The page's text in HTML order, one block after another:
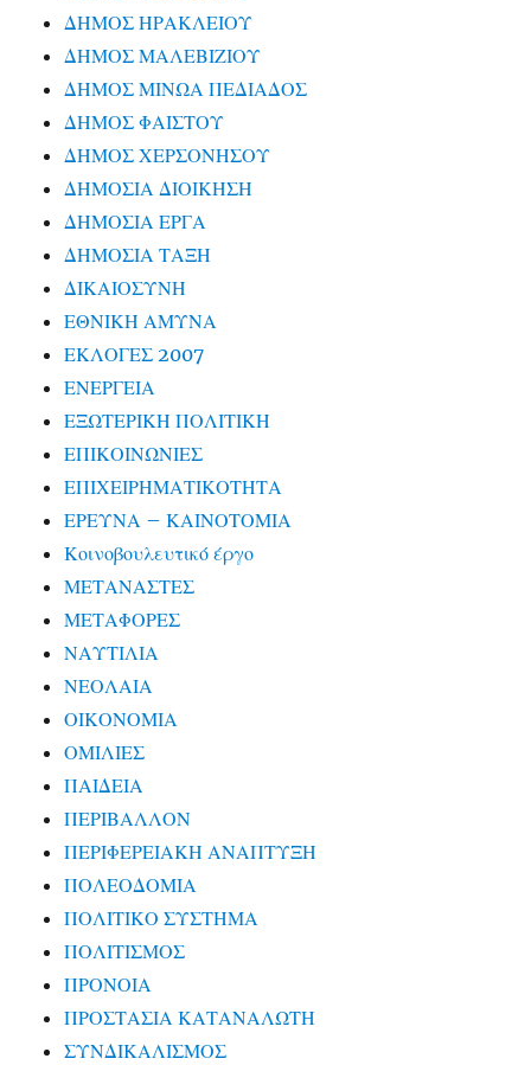
ΔΗΜΟΣ ΗΡΑΚΛΕΙΟΥ
ΔΗΜΟΣ ΜΑΛΕΒΙΖΙΟΥ
ΔΗΜΟΣ ΜΙΝΩΑ ΠΕΔΙΑΔΟΣ
ΔΗΜΟΣ ΦΑΙΣΤΟΥ
ΔΗΜΟΣ ΧΕΡΣΟΝΗΣΟΥ
ΔΗΜΟΣΙΑ ΔΙΟΙΚΗΣΗ
ΔΗΜΟΣΙΑ ΕΡΓΑ
ΔΗΜΟΣΙΑ ΤΑΞΗ
ΔΙΚΑΙΟΣΥΝΗ
ΕΘΝΙΚΗ ΑΜΥΝΑ
ΕΚΛΟΓΕΣ 2007
ΕΝΕΡΓΕΙΑ
ΕΞΩΤΕΡΙΚΗ ΠΟΛΙΤΙΚΗ
ΕΠΙΚΟΙΝΩΝΙΕΣ
ΕΠΙΧΕΙΡΗΜΑΤΙΚΟΤΗΤΑ
ΕΡΕΥΝΑ – ΚΑΙΝΟΤΟΜΙΑ
Κοινοβουλευτικό έργο
ΜΕΤΑΝΑΣΤΕΣ
ΜΕΤΑΦΟΡΕΣ
ΝΑΥΤΙΛΙΑ
ΝΕΟΛΑΙΑ
ΟΙΚΟΝΟΜΙΑ
ΟΜΙΛΙΕΣ
ΠΑΙΔΕΙΑ
ΠΕΡΙΒΑΛΛΟΝ
ΠΕΡΙΦΕΡΕΙΑΚΗ ΑΝΑΠΤΥΞΗ
ΠΟΛΕΟΔΟΜΙΑ
ΠΟΛΙΤΙΚΟ ΣΥΣΤΗΜΑ
ΠΟΛΙΤΙΣΜΟΣ
ΠΡΟΝΟΙΑ
ΠΡΟΣΤΑΣΙΑ ΚΑΤΑΝΑΛΩΤΗ
ΣΥΝΔΙΚΑΛΙΣΜΟΣ